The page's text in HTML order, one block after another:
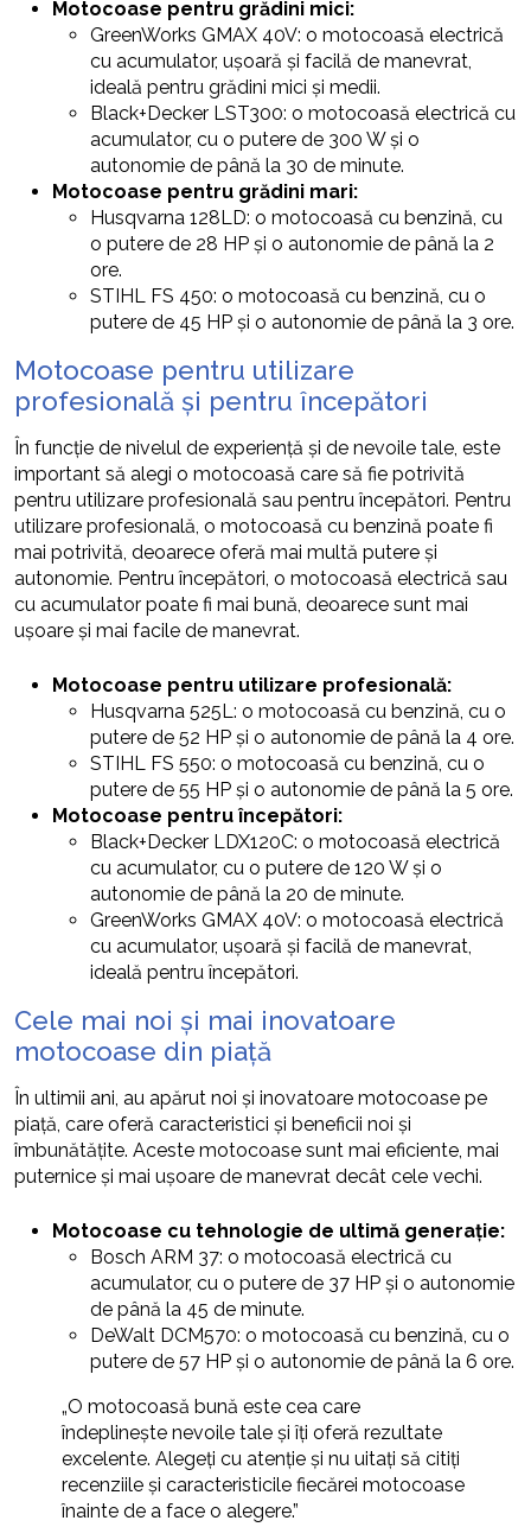
Motocoase pentru grădini mici:
GreenWorks GMAX 40V: o motocoasă electrică
cu acumulator, ușoară și facilă de manevrat,
ideală pentru grădini mici și medii.
Black+Decker LST300: o motocoasă electrică cu
acumulator, cu o putere de 300 W și o
autonomie de până la 30 de minute.
Motocoase pentru grădini mari:
Husqvarna 128LD: o motocoasă cu benzină, cu
o putere de 28 HP și o autonomie de până la 2
ore.
STIHL FS 450: o motocoasă cu benzină, cu o
putere de 45 HP și o autonomie de până la 3 ore.
Motocoase pentru utilizare
profesională și pentru începători
În funcție de nivelul de experiență și de nevoile tale, este
important să alegi o motocoasă care să fie potrivită
pentru utilizare profesională sau pentru începători. Pentru
utilizare profesională, o motocoasă cu benzină poate fi
mai potrivită, deoarece oferă mai multă putere și
autonomie. Pentru începători, o motocoasă electrică sau
cu acumulator poate fi mai bună, deoarece sunt mai
ușoare și mai facile de manevrat.
Motocoase pentru utilizare profesională:
Husqvarna 525L: o motocoasă cu benzină, cu o
putere de 52 HP și o autonomie de până la 4 ore.
STIHL FS 550: o motocoasă cu benzină, cu o
putere de 55 HP și o autonomie de până la 5 ore.
Motocoase pentru începători:
Black+Decker LDX120C: o motocoasă electrică
cu acumulator, cu o putere de 120 W și o
autonomie de până la 20 de minute.
GreenWorks GMAX 40V: o motocoasă electrică
cu acumulator, ușoară și facilă de manevrat,
ideală pentru începători.
Cele mai noi și mai inovatoare
motocoase din piață
În ultimii ani, au apărut noi și inovatoare motocoase pe
piață, care oferă caracteristici și beneficii noi și
îmbunătățite. Aceste motocoase sunt mai eficiente, mai
puternice și mai ușoare de manevrat decât cele vechi.
Motocoase cu tehnologie de ultimă generație:
Bosch ARM 37: o motocoasă electrică cu
acumulator, cu o putere de 37 HP și o autonomie
de până la 45 de minute.
DeWalt DCM570: o motocoasă cu benzină, cu o
putere de 57 HP și o autonomie de până la 6 ore.
„O motocoasă bună este cea care
îndeplinește nevoile tale și îți oferă rezultate
excelente. Alegeți cu atenție și nu uitați să citiți
recenziile și caracteristicile fiecărei motocoase
înainte de a face o alegere.”